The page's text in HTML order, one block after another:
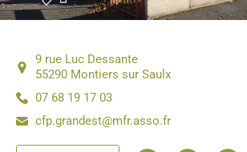
9 rue Luc Dessante
55290 Montiers sur Saulx
07 68 19 17 03
cfp.grandest@mfr.asso.fr